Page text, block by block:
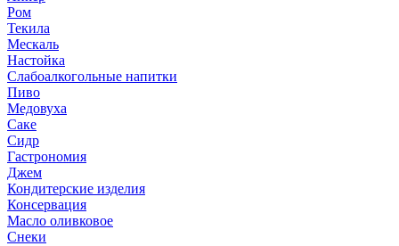
Ром
Текила
Мескаль
Настойка
Слабоалкогольные напитки
Пиво
Медовуха
Саке
Сидр
Гастрономия
Джем
Кондитерские изделия
Консервация
Масло оливковое
Снеки